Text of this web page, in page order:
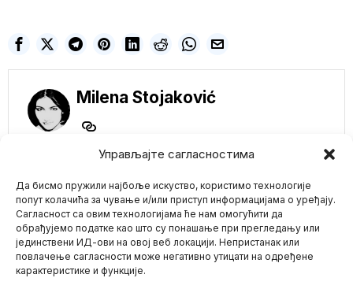
Управљајте сагласностима
Да бисмо пружили најбоље искуство, користимо технологије
попут колачића за чување и/или приступ информацијама о уређају.
Сагласност са овим технологијама ће нам омогућити да
обрађујемо податке као што су понашање при прегледању или
јединствени ИД-ови на овој веб локацији. Непристанак или
повлачење сагласности може негативно утицати на одређене
карактеристике и функције.
Milena Stojaković
Mario zna Youtube
NE PROPUSTITE
ŠTA BI?! DIREKTOR
TVITERA DŽEK DORSI
PODNOSI OSTAVKU!
Očekuje se da bi izvršni